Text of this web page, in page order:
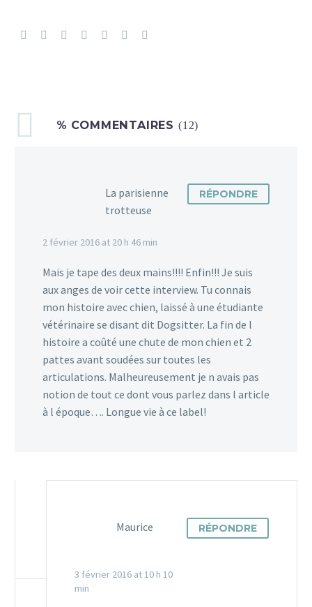
% COMMENTAIRES (12)
La parisienne
trotteuse
2 février 2016 at 20 h 46 min
RÉPONDRE
Mais je tape des deux mains!!!! Enfin!!! Je suis
aux anges de voir cette interview. Tu connais
mon histoire avec chien, laissé à une étudiante
vétérinaire se disant dit Dogsitter. La fin de l
histoire a coûté une chute de mon chien et 2
pattes avant soudées sur toutes les
articulations. Malheureusement je n avais pas
notion de tout ce dont vous parlez dans l article
à l époque…. Longue vie à ce label!
Maurice
3 février 2016 at 10 h 10
min
RÉPONDRE